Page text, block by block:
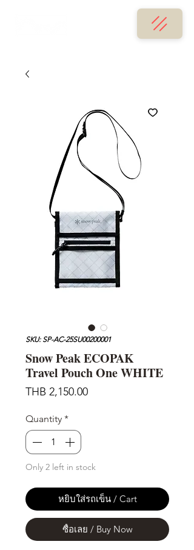
SKU: SP-AC-25SU00200001
Snow Peak ECOPAK
Travel Pouch One WHITE
THB 2,150.00Price
Quantity *
Only 2 left in stock
หยิบใส่รถเข็น / Cart
ซื้อเลย / Buy Now